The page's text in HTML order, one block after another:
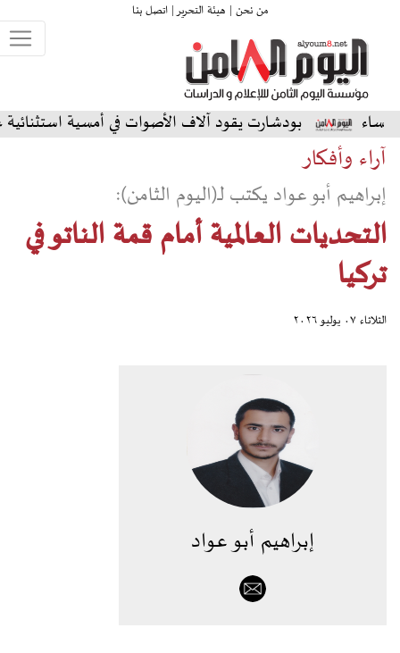
من نحن | هيئة التحرير |اتصل بنا
يقود آلاف الأصوات في أمسية استثنائية على المسرح
آراء وأفكار
إبراهيم أبو عواد يكتب لـ(اليوم الثامن):
التحديات العالمية أمام قمة الناتو في
تركيا
الثلاثاء ٠٧ يوليو ٢٠٢٦
إبراهيم أبو عواد